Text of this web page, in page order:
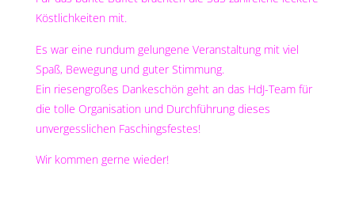
Köstlichkeiten mit.
Es war eine rundum gelungene Veranstaltung mit viel
Spaß, Bewegung und guter Stimmung.
Ein riesengroßes Dankeschön geht an das HdJ-Team für
die tolle Organisation und Durchführung dieses
unvergesslichen Faschingsfestes!
Wir kommen gerne wieder!